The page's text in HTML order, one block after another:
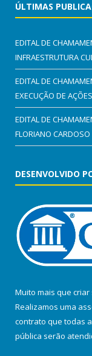
ÚLTIMAS
EDITAL DE
INFRAESTRUTURA
EDITAL DE
EXECUÇÃO DE
EDITAL DE
FLORIANO CARDOSO
DESENVOLVIDO
Muito mais que criar
Realizamos uma
contrato que todas
pública serão